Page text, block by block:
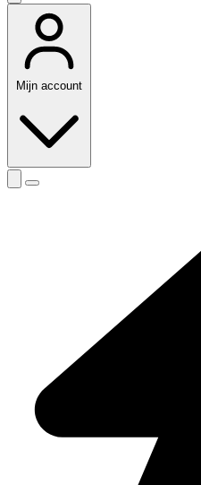
Mijn account